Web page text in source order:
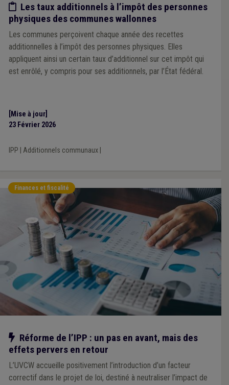
Etude/chiffres
Les taux additionnels à l’impôt des personnes
physiques des communes wallonnes
Les communes perçoivent chaque année des recettes
additionnelles à l’impôt des personnes physiques. Elles
appliquent ainsi un certain taux d’additionnel sur cet impôt qui
est enrôlé, y compris pour ses additionnels, par l’État fédéral.
[Mise à jour]
23 Février 2026
IPP Additionnels communaux|
Finances et fiscalité
Notre action
Réforme de l’IPP : un pas en avant, mais des
effets pervers en retour
L’UVCW accueille positivement l’introduction d’un facteur
correctif dans le projet de loi, destiné à neutraliser l’impact de